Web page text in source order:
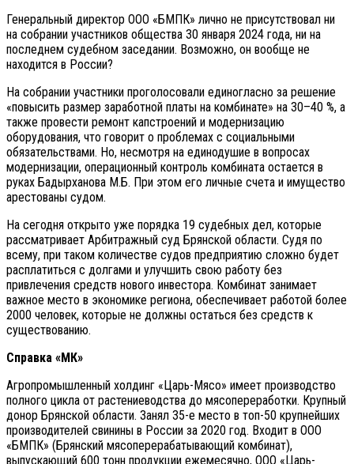
Генеральный директор ООО «БМПК» лично не присутствовал ни
на собрании участников общества 30 января 2024 года, ни на
последнем судебном заседании. Возможно, он вообще не
находится в России?
На собрании участники проголосовали единогласно за решение
«повысить размер заработной платы на комбинате» на 30–40 %, а
также провести ремонт капстроений и модернизацию
оборудования, что говорит о проблемах с социальными
обязательствами. Но, несмотря на единодушие в вопросах
модернизации, операционный контроль комбината остается в
руках Бадырханова М.Б. При этом его личные счета и имущество
арестованы судом.
На сегодня открыто уже порядка 19 судебных дел, которые
рассматривает Арбитражный суд Брянской области. Судя по
всему, при таком количестве судов предприятию сложно будет
расплатиться с долгами и улучшить свою работу без
привлечения средств нового инвестора. Комбинат занимает
важное место в экономике региона, обеспечивает работой более
2000 человек, которые не должны остаться без средств к
существованию.
Справка «МК»
Агропромышленный холдинг «Царь-Мясо» имеет производство
полного цикла от растениеводства до мясопереработки. Крупный
донор Брянской области. Занял 35-е место в топ-50 крупнейших
производителей свинины в России за 2020 год. Входит в ООО
«БМПК» (Брянский мясоперерабатывающий комбинат),
выпускающий 600 тонн продукции ежемесячно, ООО «Царь-